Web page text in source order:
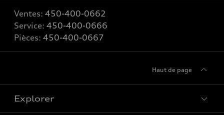
Ventes: 450-400-0662
Service: 450-400-0666
Pièces: 450-400-0667
Haut de page
Explorer